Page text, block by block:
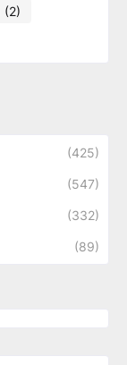
(2)
(425)
(547)
(332)
(89)